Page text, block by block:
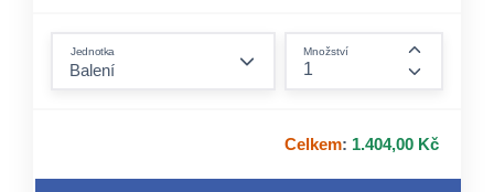
Jednotka Množství
Celkem: 1.404,00 Kč